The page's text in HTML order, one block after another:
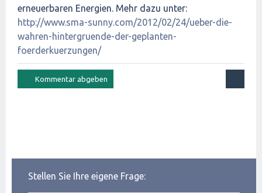
erneuerbaren Energien. Mehr dazu unter:
http://www.sma-sunny.com/2012/02/24/ueber-die-
wahren-hintergruende-der-geplanten-
foerderkuerzungen/
Stellen Sie Ihre eigene Frage: